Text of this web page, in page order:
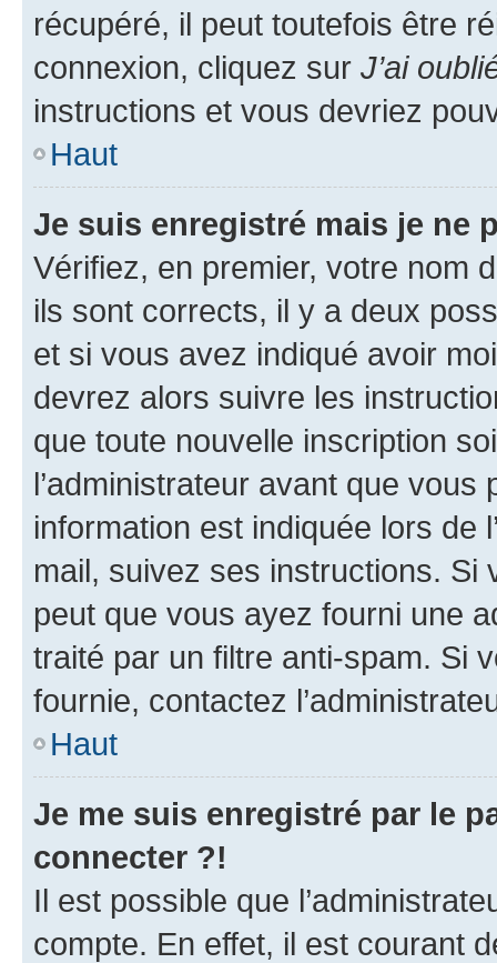
récupéré, il peut toutefois être
connexion, cliquez sur J’ai
instructions et vous devriez
Haut
Je suis enregistré mais je ne
Vérifiez, en premier, votre nom
ils sont corrects, il y a deux
et si vous avez indiqué avoir
devrez alors suivre les
que toute nouvelle inscription
l’administrateur avant que
information est indiquée lors de
mail, suivez ses instructions. Si
peut que vous ayez fourni une
traité par un filtre anti-spam. Si
fournie, contactez
Haut
Je me suis enregistré par le
connecter ?!
Il est possible que
compte. En effet, il est courant